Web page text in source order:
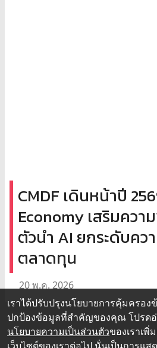
CMDF เดินหน้าปี
Economy เสริมคว
ตัวนำ AI ยกระดับควา
ตลาดทุน
20 พ.ค. 2026
เราได้ปรับปรุงนโยบายการคุ้มครอ
ปกป้องข้อมูลที่สำคัญของคุณ โปรดอ่
นโยบายความเป็นส่วนตัวของเราเพิ่